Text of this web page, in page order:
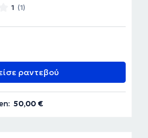
1 (1)
ραντεβού
50,00 €